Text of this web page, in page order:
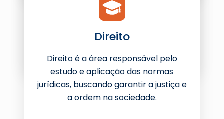
de obrigações legais das instituições.
Saiba mais
Direito
Direito é a área responsável pelo
estudo e aplicação das normas
jurídicas, buscando garantir a justiça e
a ordem na sociedade.